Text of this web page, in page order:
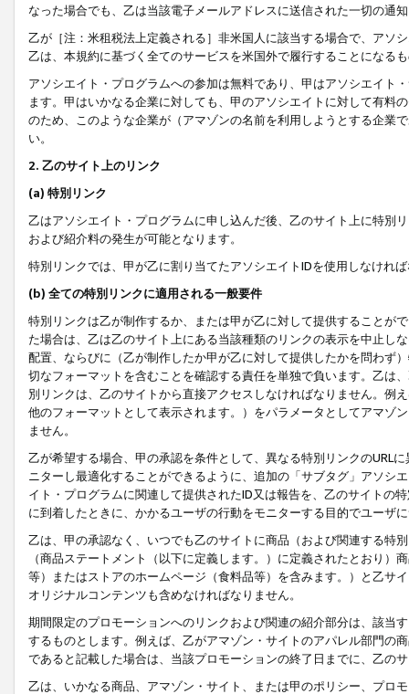
なった場合でも、乙は当該電子メールアドレスに送信された一切の通
乙が［注：米租税法上定義される］非米国人に該当する場合で、アソ
乙は、本規約に基づく全てのサービスを米国外で履行することになる
アソシエイト・プログラムへの参加は無料であり、甲はアソシエイト
ます。甲はいかなる企業に対しても、甲のアソシエイトに対して有料
のため、このような企業が（アマゾンの名前を利用しようとする企業
い。
2. 乙のサイト上のリンク
(a) 特別リンク
乙はアソシエイト・プログラムに申し込んだ後、乙のサイト上に特別
および紹介料の発生が可能となります。
特別リンクでは、甲が乙に割り当てたアソシエイトIDを使用しなけれ
(b) 全ての特別リンクに適用される一般要件
特別リンクは乙が制作するか、または甲が乙に対して提供することが
た場合は、乙は乙のサイト上にある当該種類のリンクの表示を中止し
配置、ならびに（乙が制作したか甲が乙に対して提供したかを問わず
切なフォーマットを含むことを確認する責任を単独で負います。乙は
別リンクは、乙のサイトから直接アクセスしなければなりません。例
他のフォーマットとして表示されます。）をパラメータとしてアマゾ
ません。
乙が希望する場合、甲の承認を条件として、異なる特別リンクのURL
ニターし最適化することができるように、追加の「サブタグ」アソシ
イト・プログラムに関連して提供されたID又は報告を、乙のサイトの
に到着したときに、かかるユーザの行動をモニターする目的でユーザ
乙は、甲の承認なく、いつでも乙のサイトに商品（および関連する特
（商品ステートメント（以下に定義します。）に定義されたとおり
等）またはストアのホームページ（食料品等）を含みます。）と乙サ
オリジナルコンテンツも含めなければなりません。
期間限定のプロモーションへのリンクおよび関連の紹介部分は、該当
するものとします。例えば、乙がアマゾン・サイトのアパレル部門の
であると記載した場合は、当該プロモーションの終了日までに、乙の
乙は、いかなる商品、アマゾン・サイト、または甲のポリシー、プロ